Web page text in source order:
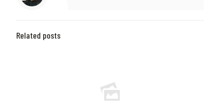
Related posts